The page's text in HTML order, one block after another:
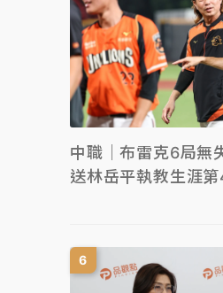
中職｜布雷克6局
送林岳平執教生涯